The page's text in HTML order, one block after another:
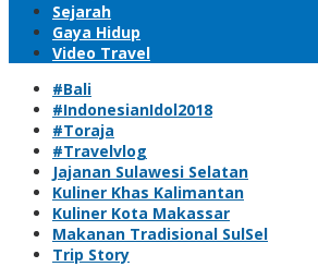
Sejarah
Gaya Hidup
Video Travel
#Bali
#IndonesianIdol2018
#Toraja
#Travelvlog
Jajanan Sulawesi Selatan
Kuliner Khas Kalimantan
Kuliner Kota Makassar
Makanan Tradisional SulSel
Trip Story